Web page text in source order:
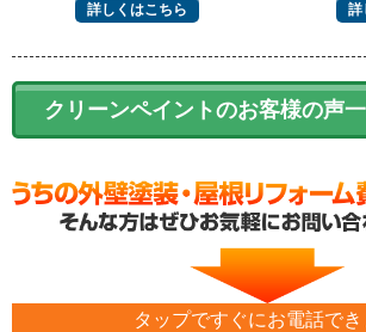
詳しくはこちら
詳
クリーンペイントのお客様の声
タップですぐにお電話でき